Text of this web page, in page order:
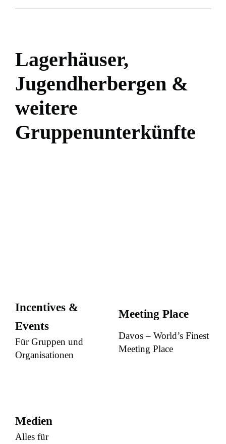
Lagerhäuser,
Jugendherbergen &
weitere
Gruppenunterkünfte
Incentives &
Events
Für Gruppen und
Organisationen
Meeting Place
Davos – World’s Finest
Meeting Place
Medien
Alles für